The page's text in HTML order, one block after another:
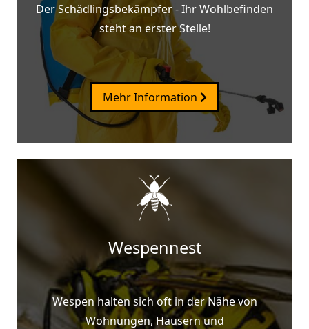
Der Schädlingsbekämpfer - Ihr Wohlbefinden
steht an erster Stelle!
Mehr Information
Wespennest
Wespen halten sich oft in der Nähe von
Wohnungen, Häusern und